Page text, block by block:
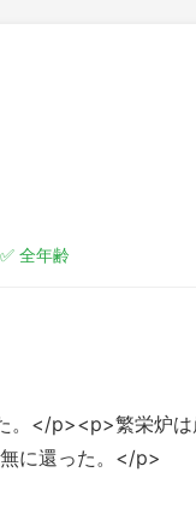
✅ 全年齢
。</p><p>繁栄炉
に還った。</p>